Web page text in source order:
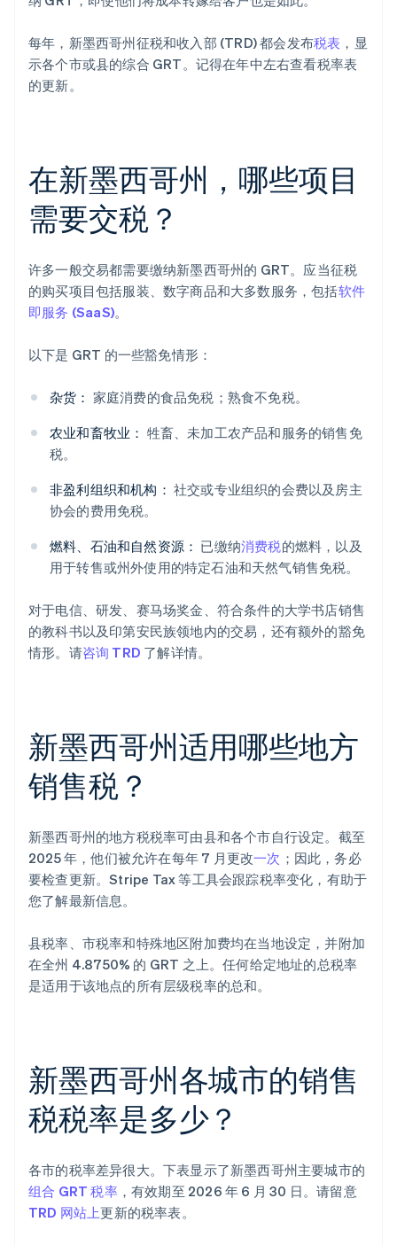
每年，新墨西哥州征税和收入部 (TRD) 都会发布税表 ，显
示各个市或县的综合 GRT。记得在年中左右查看税率表
的更新。
在新墨西哥州，哪些项目
需要交税？
许多一般交易都需要缴纳新墨西哥州的 GRT。应当征税
的购买项目包括服装、数字商品和大多数服务，包括软件
即服务 (SaaS)。
以下是 GRT 的一些豁免情形：
杂货： 家庭消费的食品免税；熟食不免税。
农业和畜牧业： 牲畜、未加工农产品和服务的销售免
税。
非盈利组织和机构： 社交或专业组织的会费以及房主
协会的费用免税。
燃料、石油和自然资源： 已缴纳消费税的燃料，以及
用于转售或州外使用的特定石油和天然气销售免税。
对于电信、研发、赛马场奖金、符合条件的大学书店销售
的教科书以及印第安民族领地内的交易，还有额外的豁免
情形。请咨询 TRD 了解详情。
新墨西哥州适用哪些地方
销售税？
新墨西哥州的地方税税率可由县和各个市自行设定。截至
2025 年，他们被允许在每年 7 月更改一次 ；因此，务必
要检查更新。Stripe Tax 等工具会跟踪税率变化，有助于
您了解最新信息。
县税率、市税率和特殊地区附加费均在当地设定，并附加
在全州 4.8750% 的 GRT 之上。任何给定地址的总税率
是适用于该地点的所有层级税率的总和。
新墨西哥州各城市的销售
税税率是多少？
各市的税率差异很大。下表显示了新墨西哥州主要城市的
组合 GRT 税率，有效期至 2026 年 6 月 30 日。请留意
TRD 网站上更新的税率表。